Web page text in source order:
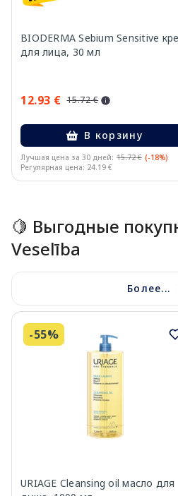
BIODERMA Sebium Sensitive
для лица, 30 мл
12.93 € 15.72 €
В корзину
Лучшая цена за 30 дней: 15.72 € (-18%)
Регулярная цена: 24.19 €
🍋 Выгодные
Veselība
Более...
-55%
URIAGE Cleansing oil масло для